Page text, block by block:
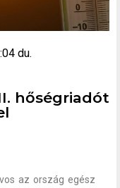
du.
hőségriadót
az ország egész